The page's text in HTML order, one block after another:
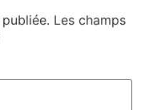
Les champs